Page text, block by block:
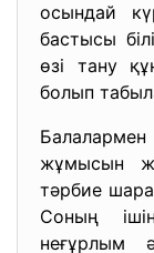
осындай
бастысы
өзі тану
болып
жұмысын
тәрбие
Соның
неғұрлым